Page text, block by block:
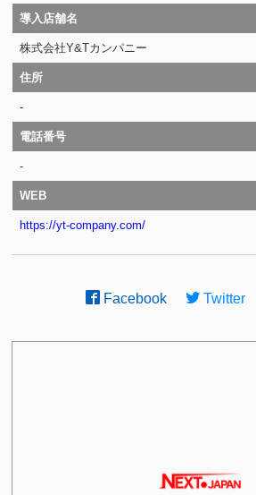
導入店舗名
株式会社Y&Tカンパニー
住所
-
電話番号
-
WEB
https://yt-company.com/
Facebook Twitter